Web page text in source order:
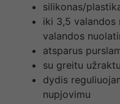
silikonas/
iki 3,5 valandos
valandos
atsparus
su greitu užraktu
dydis
nupjovimu